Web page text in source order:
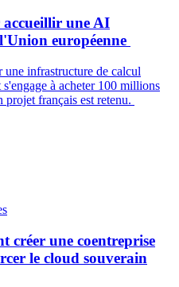
une AI
européenne
infrastructure de calcul
à acheter 100 millions
projet français est retenu.
créer une coentreprise
le cloud souverain